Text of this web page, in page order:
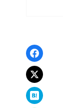
xでポ
はて